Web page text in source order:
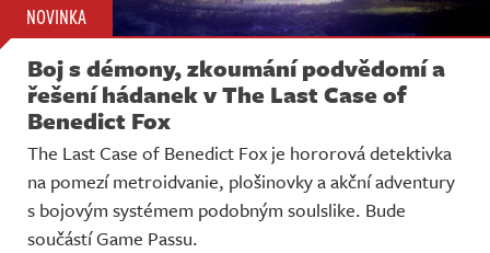
NOVINKA
Boj s démony, zkoumání podvědomí a
řešení hádanek v The Last Case of
Benedict Fox
The Last Case of Benedict Fox je hororová detektivka
na pomezí metroidvanie, plošinovky a akční adventury
s bojovým systémem podobným soulslike. Bude
součástí Game Passu.